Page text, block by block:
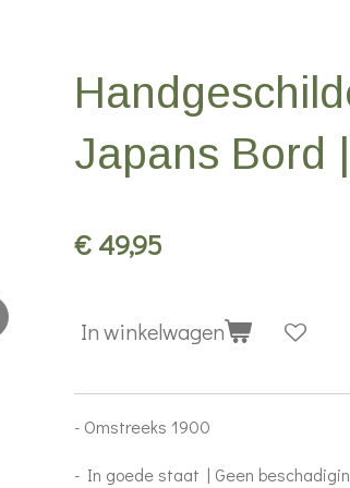
Japans Bord
€ 49,95
In winkelwagen
- Omstreeks 1900
- In goede staat | Geen